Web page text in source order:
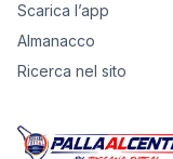
Scarica l’app
Almanacco
Ricerca nel sito